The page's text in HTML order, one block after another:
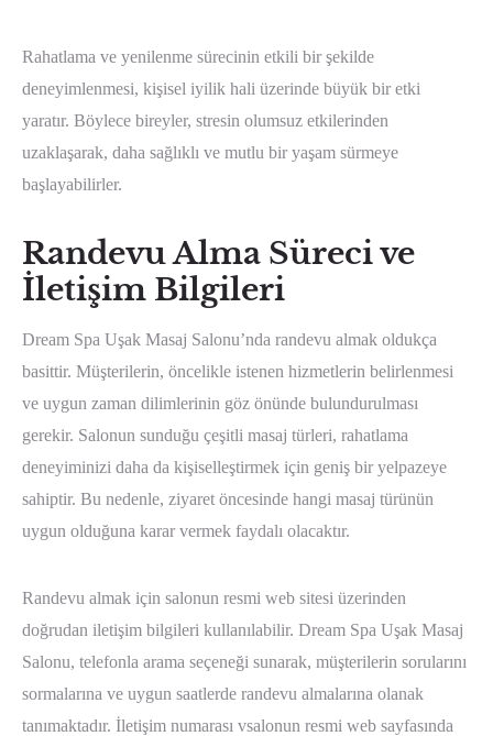
Rahatlama ve yenilenme sürecinin etkili bir şekilde
deneyimlenmesi, kişisel iyilik hali üzerinde büyük bir etki
yaratır. Böylece bireyler, stresin olumsuz etkilerinden
uzaklaşarak, daha sağlıklı ve mutlu bir yaşam sürmeye
başlayabilirler.
Randevu Alma Süreci ve
İletişim Bilgileri
Dream Spa Uşak Masaj Salonu’nda randevu almak oldukça
basittir. Müşterilerin, öncelikle istenen hizmetlerin belirlenmesi
ve uygun zaman dilimlerinin göz önünde bulundurulması
gerekir. Salonun sunduğu çeşitli masaj türleri, rahatlama
deneyiminizi daha da kişiselleştirmek için geniş bir yelpazeye
sahiptir. Bu nedenle, ziyaret öncesinde hangi masaj türünün
uygun olduğuna karar vermek faydalı olacaktır.
Randevu almak için salonun resmi web sitesi üzerinden
doğrudan iletişim bilgileri kullanılabilir. Dream Spa Uşak Masaj
Salonu, telefonla arama seçeneği sunarak, müşterilerin sorularını
sormalarına ve uygun saatlerde randevu almalarına olanak
tanımaktadır. İletişim numarası vsalonun resmi web sayfasında